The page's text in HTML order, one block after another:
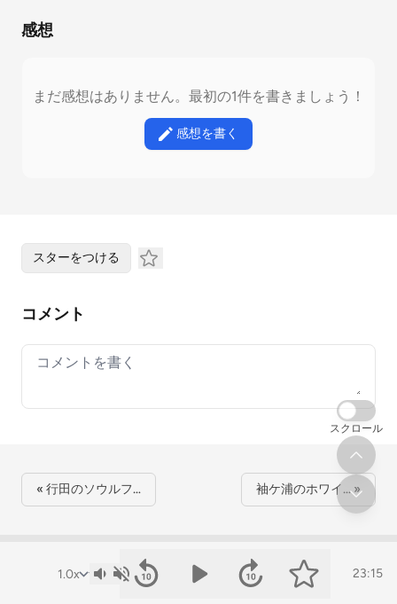
感想
まだ感想はありません。最初の1件を書きましょう！
感想を書く
23:15
スターをつける
コメント
Your comment
« 行田のソウルフ… 袖ケ浦のホワイ… »
スクロール